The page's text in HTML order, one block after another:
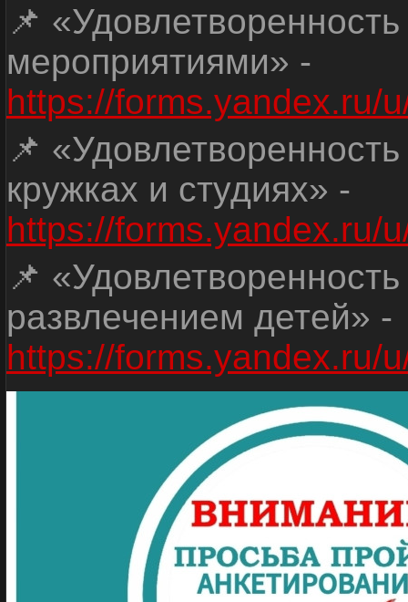
📌
мероприятиями» -
https://forms.yandex.ru/
📌
кружках и студиях» -
https://forms.yandex.ru/
📌
развлечением детей» -
https://forms.yandex.ru/